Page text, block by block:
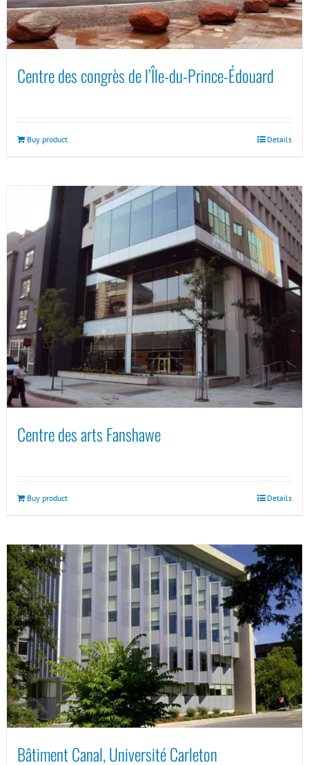
Centre des congrès de l’Île-du-Prince-Édouard
Buy product Details
Centre des arts Fanshawe
Buy product Details
Bâtiment Canal, Université Carleton